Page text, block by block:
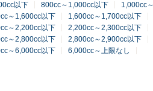
以下 800cc～1,000cc以下 1,000cc
～1,600cc以下 1,600cc～1,700cc以下
～2,200cc以下 2,200cc～2,300cc以下
～2,800cc以下 2,800cc～2,900cc以下
～6,000cc以下 6,000cc～上限なし